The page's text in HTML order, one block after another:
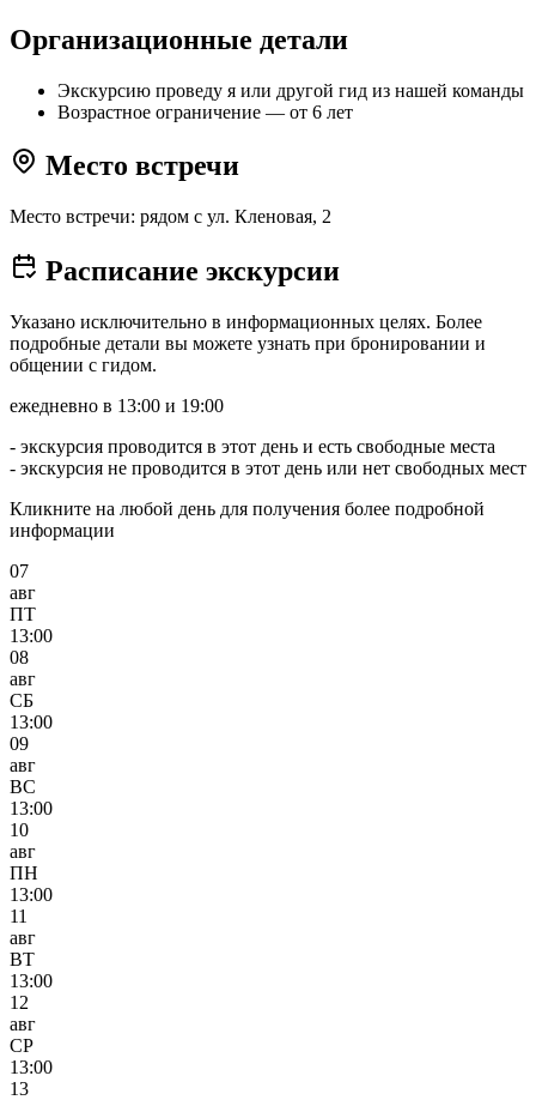
Организационные детали
Экскурсию проведу я или другой гид из нашей команды
Возрастное ограничение — от 6 лет
Место встречи
Место встречи: рядом с ул. Кленовая, 2
Расписание экскурсии
Указано исключительно в информационных целях. Более
подробные детали вы можете узнать при бронировании и
общении с гидом.
ежедневно в 13:00 и 19:00
- экскурсия проводится в этот день и есть свободные места
- экскурсия не проводится в этот день или нет свободных мест
Кликните на любой день для получения более подробной
информации
07
авг
ПТ
13:00
08
авг
СБ
13:00
09
авг
ВС
13:00
10
авг
ПН
13:00
11
авг
ВТ
13:00
12
авг
СР
13:00
13